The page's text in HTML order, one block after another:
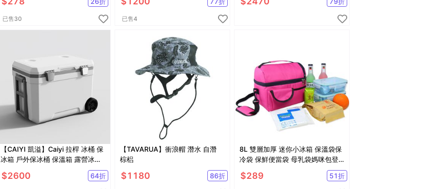
已售30 已售4
【CAIYI 凱溢】Caiyi 拉桿 冰桶 保
冰箱 戶外保冰桶 保溫箱 露營冰箱
$2600 64折
【TAVARUA】衝浪帽 潛水 自潛
棕梠
$1180 86折
8L 雙層加厚 迷你小冰箱 保溫袋保
冷袋 保鮮便當袋 母乳袋媽咪包登
$289 51折